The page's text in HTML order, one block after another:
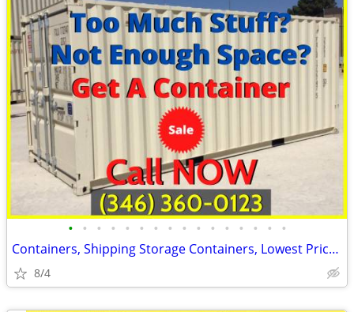
• • • • • • • • • • • • • • • •
Containers, Shipping Storage Containers, Lowest Price Now!
8/4